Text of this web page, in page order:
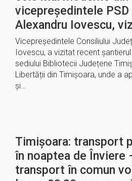
vicepreședintele
Alexandru Iovescu,
Vicepreședintele Consiliului
Iovescu, a vizitat recent
sediului Bibliotecii Județene
Libertății din Timișoara, unde a
și…
Timișoara: transport
în noaptea de Înviere
transport în comun